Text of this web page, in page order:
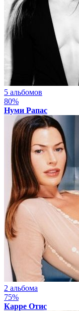
5 альбомов
80%
Нуми Рапас
2 альбома
75%
Карре Отис